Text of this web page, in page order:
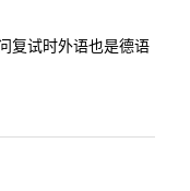
复试时外语也是德语